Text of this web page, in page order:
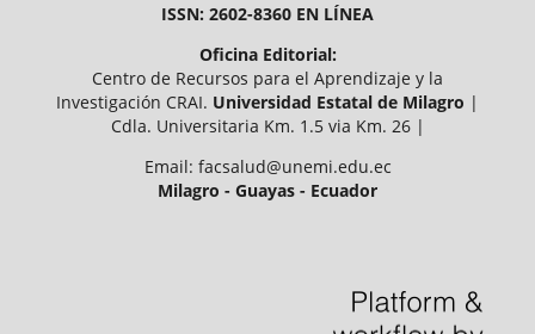
ISSN: 2602-8360 EN LÍNEA
Oficina Editorial:
Centro de Recursos para el Aprendizaje y la
Investigación CRAI. Universidad Estatal de Milagro |
Cdla. Universitaria Km. 1.5 via Km. 26 |
Email: facsalud@unemi.edu.ec
Milagro - Guayas - Ecuador